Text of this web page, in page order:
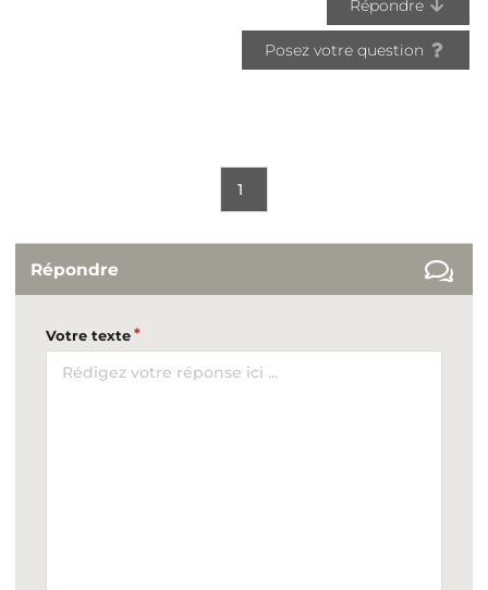
Répondre
Posez votre question
1
Répondre
Votre texte